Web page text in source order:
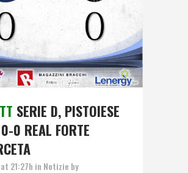
SERIE D, PISTOIESE
0 REAL FORTE
21:27h in Notizie by